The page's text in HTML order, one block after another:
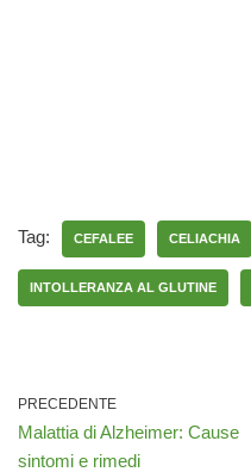
Tag: CEFALEE CELIACHIA
INTOLLERANZA AL GLUTINE
PRECEDENTE
Malattia di Alzheimer: Cause
sintomi e rimedi